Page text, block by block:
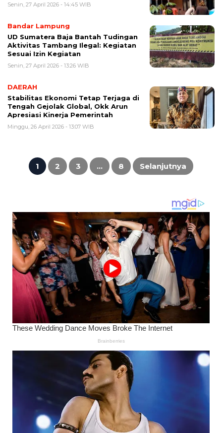
Senin, 27 April 2026 - 14:45 WIB
Bandar Lampung
UD Sumatera Baja Bantah Tudingan
Aktivitas Tambang Ilegal: Kegiatan
Sesuai Izin Kegiatan
Senin, 27 April 2026 - 13:26 WIB
DAERAH
Stabilitas Ekonomi Tetap Terjaga di
Tengah Gejolak Global, Okk Arun
Apresiasi Kinerja Pemerintah
Minggu, 26 April 2026 - 13:07 WIB
Paginasi
pos1 2 3 … 8 Selanjutnya